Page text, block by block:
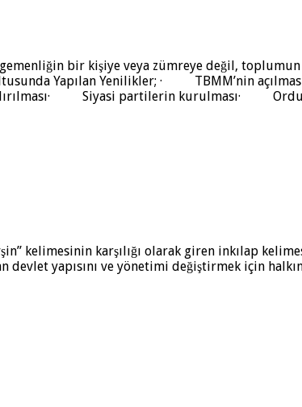
bir kişiye veya zümreye değil,
Yapılan Yenilikler; · TBMM’nin
Siyasi partilerin kurulması·
kelimesinin karşılığı olarak giren inkılap
devlet yapısını ve yönetimi değiştirmek için